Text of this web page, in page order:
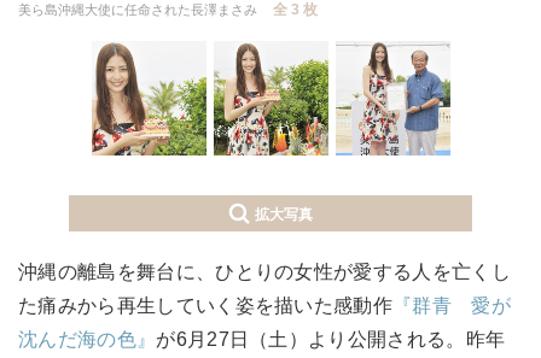
美ら島沖縄大使に任命された長澤まさみ 全 3 枚
拡大写真
沖縄の離島を舞台に、ひとりの女性が愛する人を亡くし
た痛みから再生していく姿を描いた感動作 『群青 愛が
沈んだ海の色』 が6月27日（土）より公開される。昨年